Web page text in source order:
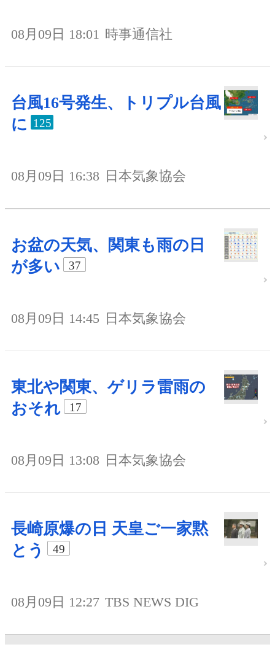
08月09日 18:01 時事通信社
台風16号発生、トリプル台風
に 125
08月09日 16:38 日本気象協会
お盆の天気、関東も雨の日
が多い
37
08月09日 14:45 日本気象協会
東北や関東、ゲリラ雷雨の
おそれ
17
08月09日 13:08 日本気象協会
長崎原爆の日 天皇ご一家黙
とう
49
08月09日 12:27 TBS NEWS DIG